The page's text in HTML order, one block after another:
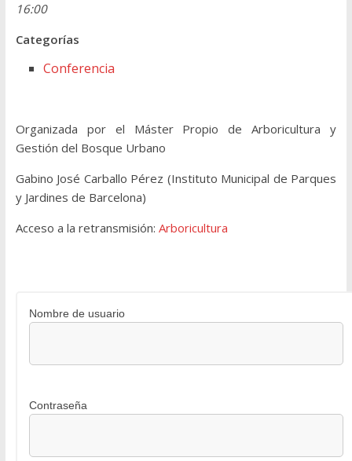
16:00
Categorías
Conferencia
Organizada por el Máster Propio de Arboricultura y
Gestión del Bosque Urbano
Gabino José Carballo Pérez (Instituto Municipal de Parques
y Jardines de Barcelona)
Acceso a la retransmisión: Arboricultura
Nombre de usuario
Contraseña